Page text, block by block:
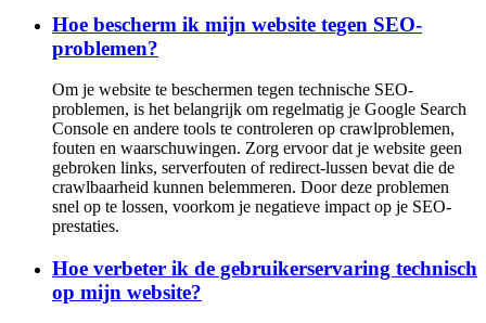
Hoe bescherm ik mijn website tegen SEO-
problemen?
Om je website te beschermen tegen technische SEO-
problemen, is het belangrijk om regelmatig je Google Search
Console en andere tools te controleren op crawlproblemen,
fouten en waarschuwingen. Zorg ervoor dat je website geen
gebroken links, serverfouten of redirect-lussen bevat die de
crawlbaarheid kunnen belemmeren. Door deze problemen
snel op te lossen, voorkom je negatieve impact op je SEO-
prestaties.
Hoe verbeter ik de gebruikerservaring technisch
op mijn website?